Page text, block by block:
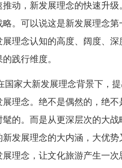
动，新发展理念的快速升
。可以说这是新发展理念
理念认知的高度、阔度、
践行维度。
国家大新发展理念背景下，
理念。绝不是偶然的，绝
的。而是从更深层次的大
发展理念的大内涵，大优
理念，让文化旅游产生一